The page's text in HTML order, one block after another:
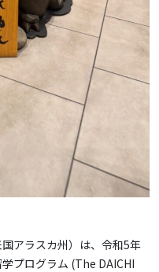
アラスカ州）は、令和5年
プログラム (The DAICHI